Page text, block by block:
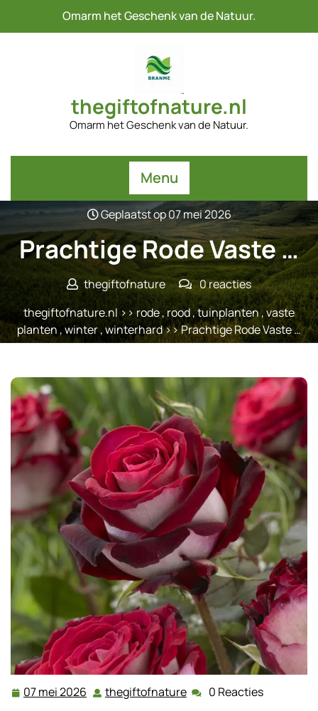
Omarm het Geschenk van de Natuur.
thegiftofnature.nl
Omarm het Geschenk van de Natuur.
Menu
Geplaatst op 07 mei 2026
Prachtige Rode Vaste …
thegiftofnature
0 reacties
thegiftofnature.nl >>rode,rood,tuinplanten,vaste
planten ,winter,winterhard>> Prachtige Rode Vaste …
07 mei 2026 07 thegiftofnature thegiftofnature
0 Reacties